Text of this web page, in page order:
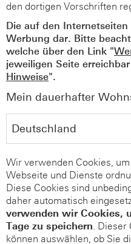
den dortigen Vorschriften
Die auf den
Werbung dar. Bitte
welche über den Link "
jeweiligen Seite
Hinweise".
Mein dauerhafter
Wir verwenden Cookies,
Webseite und Dienste
Diese Cookies sind
daher automatisch
verwenden wir Cookies,
Tage zu speichern. Dieser
können auswählen, ob Sie